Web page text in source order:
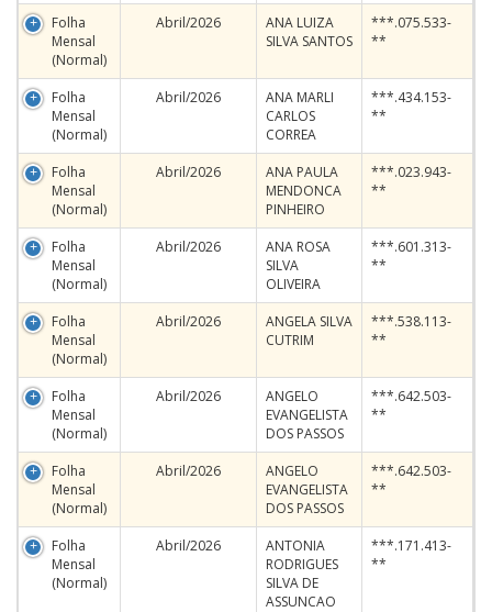
Folha
Mensal
(Normal)
Abril/2026
ANA LUIZA
SILVA SANTOS
***.075.533-
**
Folha
Mensal
(Normal)
Abril/2026
ANA MARLI
CARLOS
CORREA
***.434.153-
**
Folha
Mensal
(Normal)
Abril/2026
ANA PAULA
MENDONCA
PINHEIRO
***.023.943-
**
Folha
Mensal
(Normal)
Abril/2026
ANA ROSA
SILVA
OLIVEIRA
***.601.313-
**
Folha
Mensal
(Normal)
Abril/2026
ANGELA SILVA
CUTRIM
***.538.113-
**
Folha
Mensal
(Normal)
Abril/2026
ANGELO
EVANGELISTA
DOS PASSOS
***.642.503-
**
Folha
Mensal
(Normal)
Abril/2026
ANGELO
EVANGELISTA
DOS PASSOS
***.642.503-
**
Folha
Mensal
(Normal)
Abril/2026
ANTONIA
RODRIGUES
SILVA DE
ASSUNCAO
***.171.413-
**